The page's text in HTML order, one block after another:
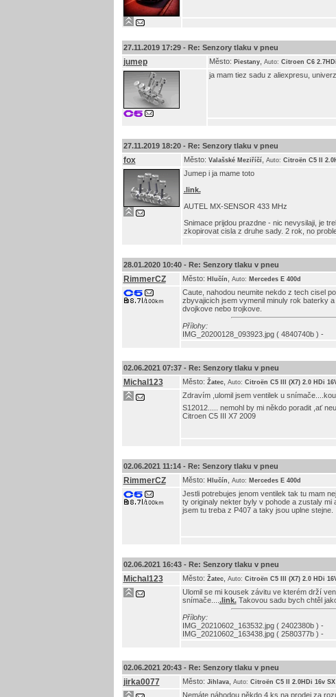
27.11.2019 17:29 - Re: Senzory tlaku v pneu
jumep Město: Piestany, Auto: Citroen C6 2.7HDi
ja mam tiez sadu z aliexpresu,
27.11.2019 18:20 - Re: Senzory tlaku v pneu
fox Město: Valašské Meziříčí, Auto: Citroën C5 II
Jumep i ja mame toto
.link.
AUTEL MX-SENSOR 433 MHz
Snimace prijdou prazdne - nic nevysilaji, je
zkopirovat cisla z druhe sady. 2 rok, no
28.01.2020 10:40 - Re: Senzory tlaku v pneu
RimmerCZ Město: Hlučín Auto: Mercedes E 400d
Caute, nahodou neumite nekdo z tech cisel
zbyvajicich jsem vymenil minuly rok baterky
dvojkove nebo trojkove.
Přílohy:
IMG_20200128_093923.jpg ( 4840740b ) -
02.06.2021 07:37 - Re: Senzory tlaku v pneu
Michal123 Město: Žatec, Auto: Citroën C5 III (X7) 2.0 HDi
Zdravím ,ulomil jsem ventilek u
S12012..... nemohl by mi někdo poradit ,ať
Citroen C5 III X7 2009
02.06.2021 11:14 - Re: Senzory tlaku v pneu
RimmerCZ Město: Hlučín Auto: Mercedes E 400d
Jestli potrebujes jenom ventilek tak tu mam
ty originaly nekter byly v pohode a zustaly
jsem tu treba z P407 a taky jsou uplne stejne.
02.06.2021 16:43 - Re: Senzory tlaku v pneu
Michal123 Město: Žatec, Auto: Citroën C5 III (X7) 2.0 HDi
Ulomil se mi kousek závitu ve kterém drží
snímače.... .link.Takovou sadu bych chtěl
Přílohy:
IMG_20210602_163532.jpg ( 2402380b ) -
IMG_20210602_163438.jpg ( 2580377b ) -
02.06.2021 20:43 - Re: Senzory tlaku v pneu
jirka0077 Město: Jihlava, Auto: Citroën C5 II 2.0HDi 16v
Nemáte náhodou někdo 4 ks na prodej za